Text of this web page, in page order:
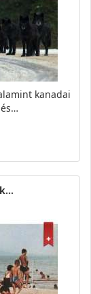
kanadai